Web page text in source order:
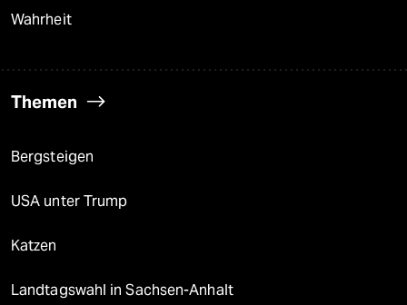
Wahrheit
Themen
Bergsteigen
USA unter Trump
Katzen
Landtagswahl in Sachsen-Anhalt